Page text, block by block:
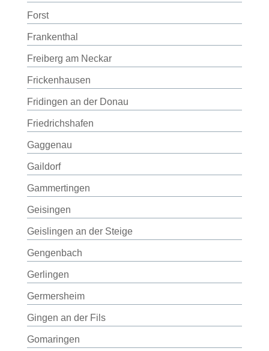
Forst
Frankenthal
Freiberg am Neckar
Frickenhausen
Fridingen an der Donau
Friedrichshafen
Gaggenau
Gaildorf
Gammertingen
Geisingen
Geislingen an der Steige
Gengenbach
Gerlingen
Germersheim
Gingen an der Fils
Gomaringen